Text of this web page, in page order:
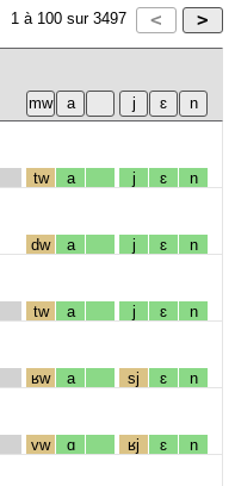
1 à 100 sur 3497
tw a j ɛ n
dw a j ɛ n
tw a j ɛ n
ʁw a sj ɛ n
vw ɑ ʁj ɛ n